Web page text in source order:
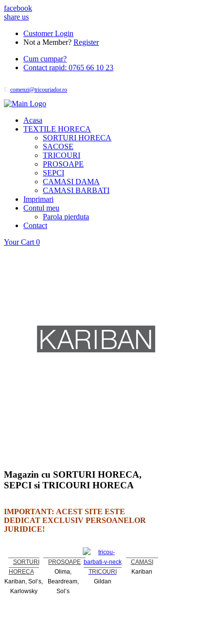
facebook
share us
Customer Login
Not a Member? Register
Cum cumpar?
Contact rapid: 0765 66 10 23
E: comenzi@tricouriador.ro
Acasa
TEXTILE HORECA
SORTURI HORECA
SACOSE
TRICOURI
PROSOAPE
SEPCI
CAMASI DAMA
CAMASI BARBATI
Imprimari
Contul meu
Parola pierduta
Contact
Your Cart 0
Magazin cu SORTURI HORECA,
SEPCI si TRICOURI HORECA
IMPORTANT: ACEST SITE ESTE
DEDICAT EXCLUSIV PERSOANELOR
JURIDICE!
SORTURI
HORECA
Kariban, Sol’s,
Karlowsky
PROSOAPE
Olima,
Beardream,
Sol’s
TRICOURI
Gildan
CAMASI
Kariban